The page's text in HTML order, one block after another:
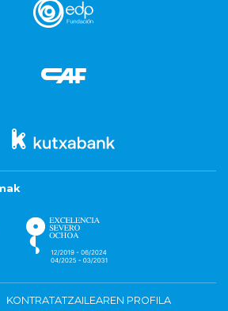
KONTRATATZAILEAREN PROFILA